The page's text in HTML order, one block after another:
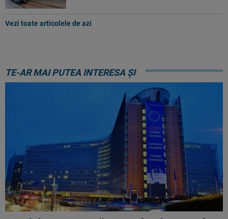
Vezi toate articolele de azi
TE-AR MAI PUTEA INTERESA ȘI